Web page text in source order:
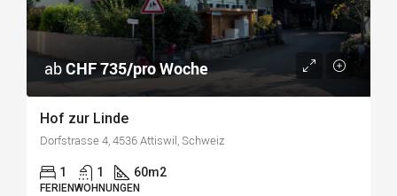
abCHF 735/pro Woche
Hof zur Linde
Dorfstrasse 4, 4536 Attiswil, Schweiz
1 1 60m2
FERIENWOHNUNGEN